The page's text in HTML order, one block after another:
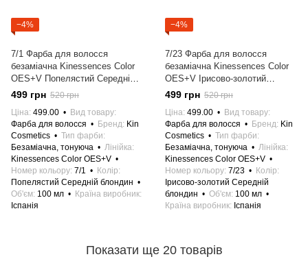
−4%
7/1 Фарба для волосся
безаміачна Kinessences Color
OES+V Попелястий Середній
блондин 100 мл Іспанія
499 грн 520 грн
Ціна 499.00
Вид товару
Фарба для волосся
Бренд Kin
Cosmetics
Тип фарби
Безаміачна, тонуюча
Лінійка
Kinessences Color OES+V
Номер кольору 7/1
Колір
Попелястий Середній блондин
Об'єм 100 мл
Країна виробник
Іспанія
−4%
7/23 Фарба для волосся
безаміачна Kinessences Color
OES+V Ірисово-золотий
Середній блондин 100 мл
Іспанія
499 грн 520 грн
Ціна 499.00
Вид товару
Фарба для волосся
Бренд Kin
Cosmetics
Тип фарби
Безаміачна, тонуюча
Лінійка
Kinessences Color OES+V
Номер кольору 7/23
Колір
Ірисово-золотий Середній
блондин
Об'єм 100 мл
Країна виробник
Іспанія
Показати ще 20 товарів